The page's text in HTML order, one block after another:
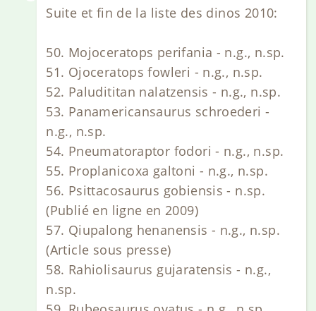
Suite et fin de la liste des dinos 2010:
50. Mojoceratops perifania - n.g., n.sp.
51. Ojoceratops fowleri - n.g., n.sp.
52. Paludititan nalatzensis - n.g., n.sp.
53. Panamericansaurus schroederi -
n.g., n.sp.
54. Pneumatoraptor fodori - n.g., n.sp.
55. Proplanicoxa galtoni - n.g., n.sp.
56. Psittacosaurus gobiensis - n.sp.
(Publié en ligne en 2009)
57. Qiupalong henanensis - n.g., n.sp.
(Article sous presse)
58. Rahiolisaurus gujaratensis - n.g.,
n.sp.